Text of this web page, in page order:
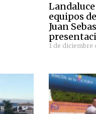
equipos
Juan
1 de diciembre